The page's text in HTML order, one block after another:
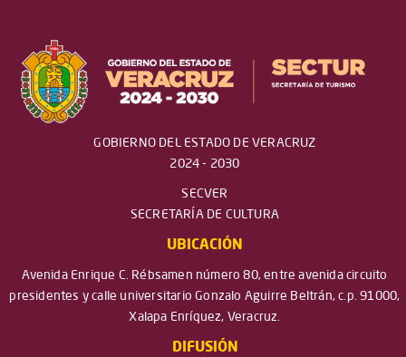
GOBIERNO DEL ESTADO DE VERACRUZ
2024 - 2030
SECVER
SECRETARÍA DE CULTURA
UBICACIÓN
Avenida Enrique C. Rébsamen número 80, entre avenida circuito
presidentes y calle universitario Gonzalo Aguirre Beltrán, c.p. 91000,
Xalapa Enríquez, Veracruz.
DIFUSIÓN